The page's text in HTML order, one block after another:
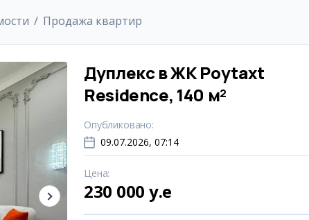
Продажа квартир
Дуплекс в ЖК Poytaxt
Residence, 140 м²
Опубликовано:
09.07.2026, 07:14
Цена:
230 000 y.e